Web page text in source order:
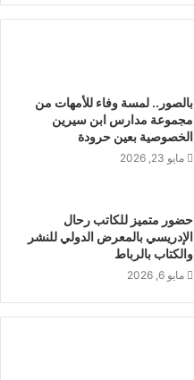
بالصور.. لمسة وفاء للأمهات من
مجموعة مدارس ابن سيرين
الخصوصية بعين حرودة
مايو 23, 2026
حضور متميز للكاتب رحال
الإدريسي بالمعرض الدولي للنشر
والكتاب بالرباط
مايو 6, 2026